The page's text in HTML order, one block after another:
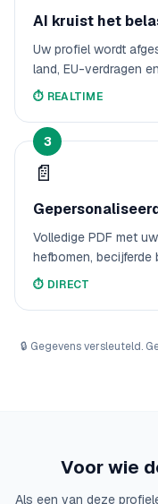
AI kruist het
Uw profiel wordt
land, EU-verdragen
⏱️ REALTIME
3
📄
Volledige PDF met
hefbomen, becijferde
⏱️ DIRECT
🔒 Gegevens versleuteld.
Voor wie
Als een van deze